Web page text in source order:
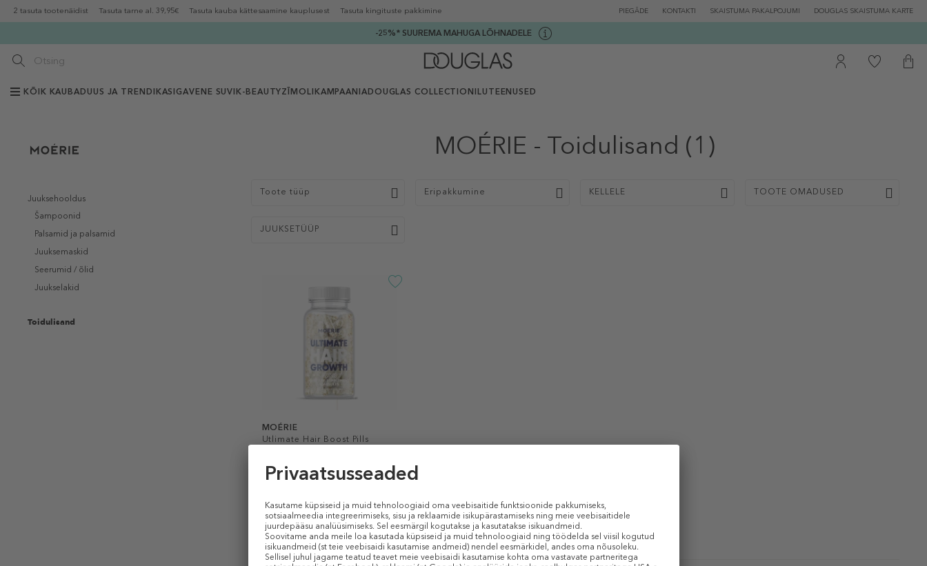
2 tasuta tootenäidist Tasuta tarne al. 39,95€ Tasuta kauba kättesaamine kauplusest Tasuta kingituste pakkimine PIEGĀDE KONTAKTI SKAISTUMA PAKALPOJUMI DOUGLAS SKAISTUMA KARTE
-25%* SUUREMA MAHUGA LÕHNADELE
KÕIK KAUBADUUS JA TRENDIKAS IGAVENE SUVI K-BEAUTYZĪMOLI KAMPAANIADOUGLAS COLLECTION ILUTEENUSED
Juuksehooldus
Šampoonid
Palsamid ja palsamid
Juuksemaskid
Seerumid / õlid
Juukselakid
Toidulisand
MOÉRIE - Toidulisand (1)
Toote tüüp Eripakkumine KELLELE TOOTE OMADUSED
JUUKSETÜÜP
MOÉRIE
Utlimate Hair Boost Pills
Toidulisand
60 tk